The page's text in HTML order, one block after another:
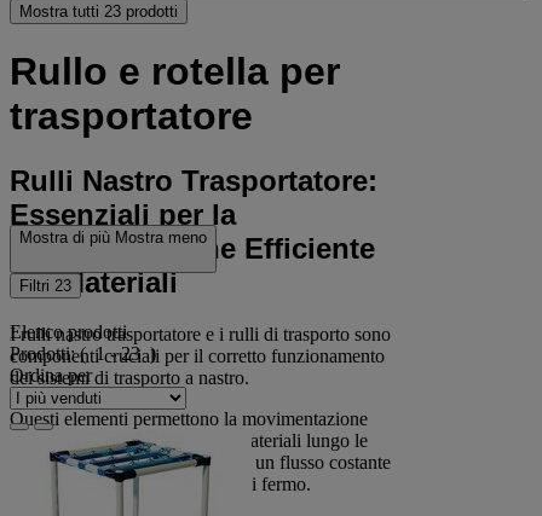
Mostra tutti 23 prodotti
Rullo e rotella per
trasportatore
Rulli Nastro Trasportatore:
Essenziali per la
Movimentazione Efficiente
dei Materiali
I rulli nastro trasportatore e i rulli di trasporto sono
componenti cruciali per il corretto funzionamento
dei sistemi di trasporto a nastro.
Questi elementi permettono la movimentazione
fluida ed efficiente di merci e materiali lungo le
linee di produzione, garantendo un flusso costante
e riducendo al minimo i tempi di fermo.
Mostra di più Mostra meno
Filtri 23
Elenco prodotti
Prodotti:( 1 - 23 )
Ordina per